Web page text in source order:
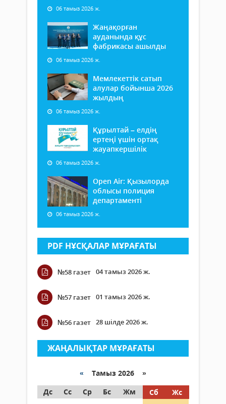
06 тамыз 2026 ж.
Жаңақорған
ауданында құс
фабрикасы ашылды
06 тамыз 2026 ж.
Мемлекеттік сатып
алулар бойынша 2026
жылдың
06 тамыз 2026 ж.
Құрылтай – елдің
ертеңі үшін ортақ
жауапкершілік
06 тамыз 2026 ж.
Open Air: Қызылорда
облысы полиция
департаменті
06 тамыз 2026 ж.
PDF НҰСҚАЛАР МҰРАҒАТЫ
№58 газет 04 тамыз 2026 ж.
№57 газет 01 тамыз 2026 ж.
№56 газет 28 шілде 2026 ж.
ЖАҢАЛЫҚТАР МҰРАҒАТЫ
« Тамыз 2026 »
Дс
Сс Ср Бс Жм Сб
Жс